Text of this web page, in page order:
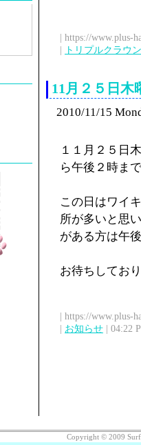
| https://www.plus-
|
トリプルクラウ
11月２５日木
2010/11/15
１１月２５日
ら午後２時ま
この日はワイ
所が多いと思
がある方は午
お待ちしてお
| https://www.plus-
| お知らせ | 04:22
Copyright © 2009